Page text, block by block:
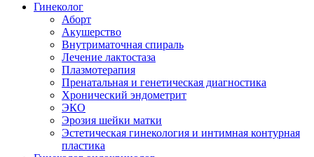
Гинеколог
Аборт
Акушерство
Внутриматочная спираль
Лечение лактостаза
Плазмотерапия
Пренатальная и генетическая диагностика
Хронический эндометрит
ЭКО
Эрозия шейки матки
Эстетическая гинекология и интимная контурная
пластика